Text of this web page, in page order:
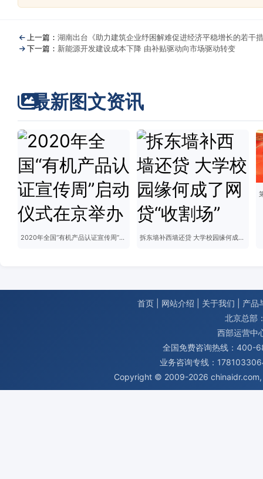
上一篇： 湖南出台《助力建筑企业纾困解难促进经济平稳增长的若干
下一篇： 新能源开发建设成本下降 由补贴驱动向市场驱动转变
最新图文资讯
2020年全国“有机产品认证宣传周”启动仪式在京举办 拆东墙补西墙还贷 大学校园缘何成了网贷“收割场”
首页 网站介绍 关于我们
产品
北京总部
西部运营中
全国免费咨询热线：400-
业务咨询专线：
Copyright © 2009-2026 chinaidr.com